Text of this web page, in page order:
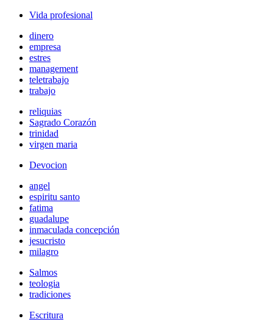
Vida profesional
dinero
empresa
estres
management
teletrabajo
trabajo
reliquias
Sagrado Corazón
trinidad
virgen maria
Devocion
angel
espiritu santo
fatima
guadalupe
inmaculada concepción
jesucristo
milagro
Salmos
teologia
tradiciones
Escritura